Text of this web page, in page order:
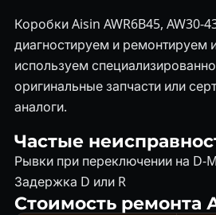
Коробки Aisin AWR6B45,
диагностируем и ремонтируем
используем
оригинальные запчасти или
аналоги.
Частые
Рывки при переключении на D-
Задержка D или R
Стоимость ремонта